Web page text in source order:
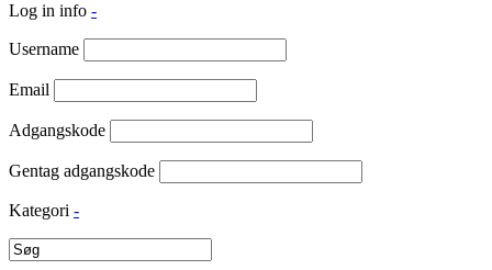
Log in info -
Username
Email
Adgangskode
Gentag adgangskode
Kategori -